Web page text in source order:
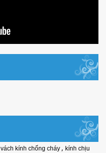
vách kính chống cháy , kính chịu